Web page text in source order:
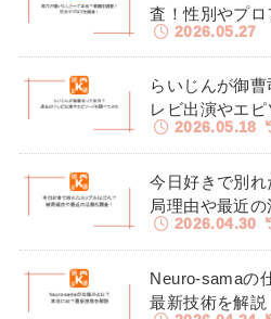
査！性別やプロ
2026.05.27
らいじんが御
レビ出演やエ
2026.05.18
今日好きで別
局理由や最近の
2026.04.30
Neuro-samaの
最新技術を解説